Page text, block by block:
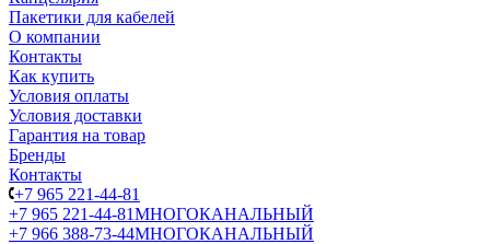
Пакетики для кабелей
О компании
Контакты
Как купить
Условия оплаты
Условия доставки
Гарантия на товар
Бренды
Контакты
+7 965 221-44-81
+7 965 221-44-81МНОГОКАНАЛЬНЫЙ
+7 966 388-73-44МНОГОКАНАЛЬНЫЙ